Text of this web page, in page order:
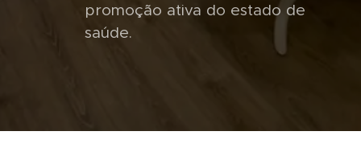
promoção ativa do estado de
saúde.